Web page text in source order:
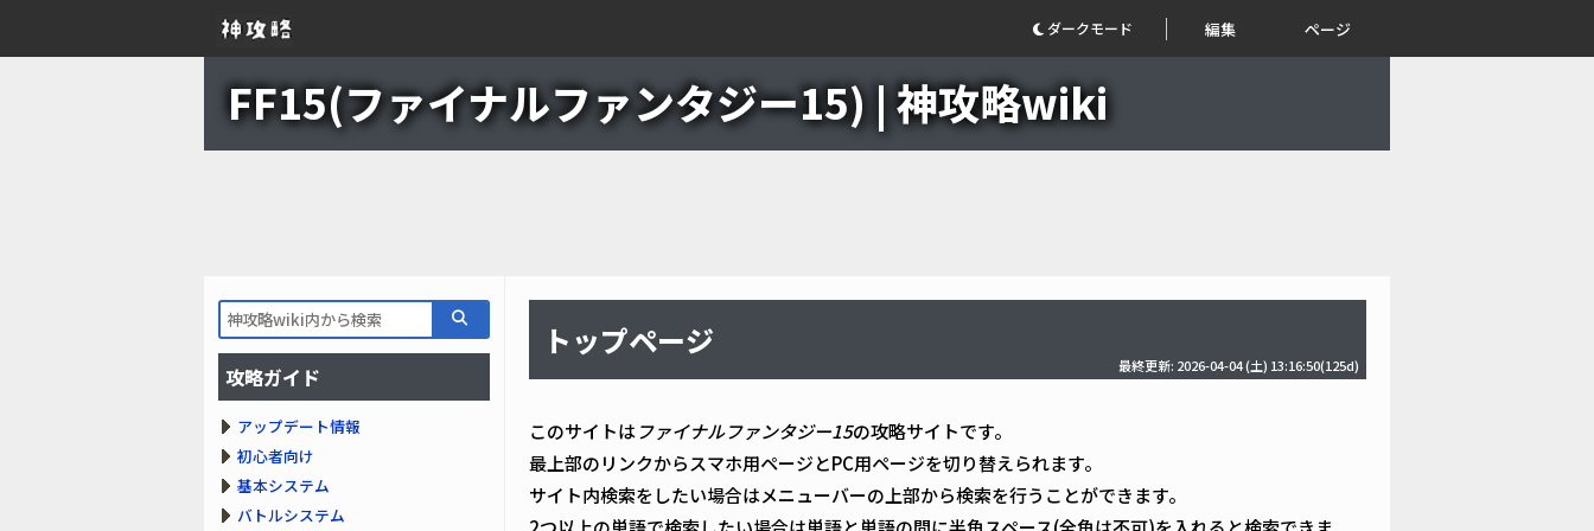
ダークモード 編集 ページ
FF15(ファイナルファンタジー15) | 神攻略wiki
トップページ
最終更新: 2026-04-04 (土) 13:16:50(125d)
このサイトはファイナルファンタジー15の攻略サイトです。
最上部のリンクからスマホ用ページとPC用ページを切り替えられます。
サイト内検索をしたい場合はメニューバーの上部から検索を行うことができます。
攻略ガイド
アップデート情報
初心者向け
基本システム
バトルシステム